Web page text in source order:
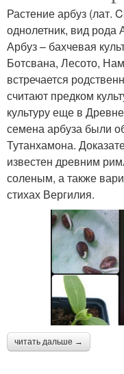
Растение арбуз (лат.
однолетник, вид рода
Арбуз – бахчевая
Ботсвана, Лесото,
встречается
считают предком
культуру еще в
семена арбуза были
Тутанхамона.
известен древним
соленым, а также
стихах Вергилия.
читать дальше →